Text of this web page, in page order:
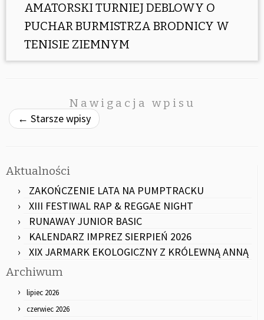
AMATORSKI TURNIEJ DEBLOWY O
PUCHAR BURMISTRZA BRODNICY W
TENISIE ZIEMNYM
Nawigacja wpisu
← Starsze wpisy
Aktualności
ZAKOŃCZENIE LATA NA PUMPTRACKU
XIII FESTIWAL RAP & REGGAE NIGHT
RUNAWAY JUNIOR BASIC
KALENDARZ IMPREZ SIERPIEŃ 2026
XIX JARMARK EKOLOGICZNY Z KRÓLEWNĄ ANNĄ
Archiwum
lipiec 2026
czerwiec 2026